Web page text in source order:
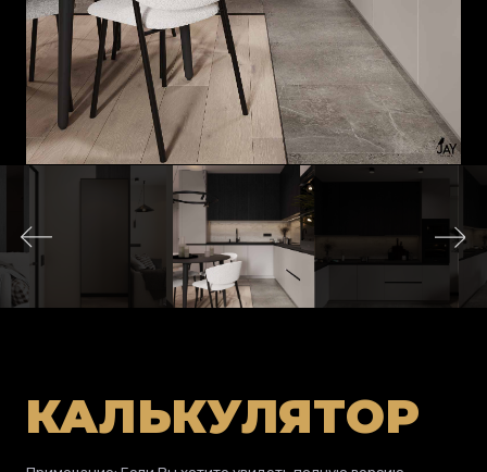
КАЛЬКУЛЯТОР